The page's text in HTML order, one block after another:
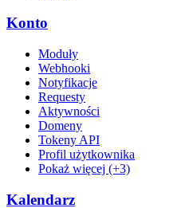
Konto
Moduły
Webhooki
Notyfikacje
Requesty
Aktywności
Domeny
Tokeny API
Profil użytkownika
Pokaż więcej (+3)
Kalendarz